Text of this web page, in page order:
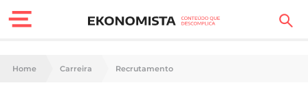
Finanças Pessoais
Home Carreira Recrutamento